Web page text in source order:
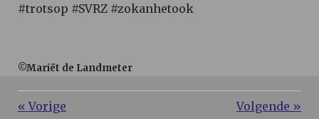
#trotsop #SVRZ #zokanhetook
©Mariët de Landmeter
«Vorige Volgende »